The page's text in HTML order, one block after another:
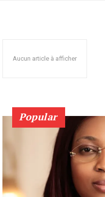
Aucun article à afficher
Popular